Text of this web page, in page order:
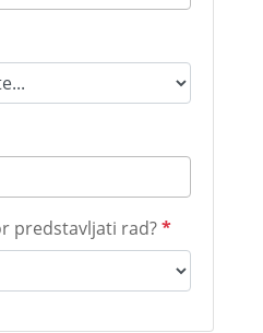
predstavljati rad?*